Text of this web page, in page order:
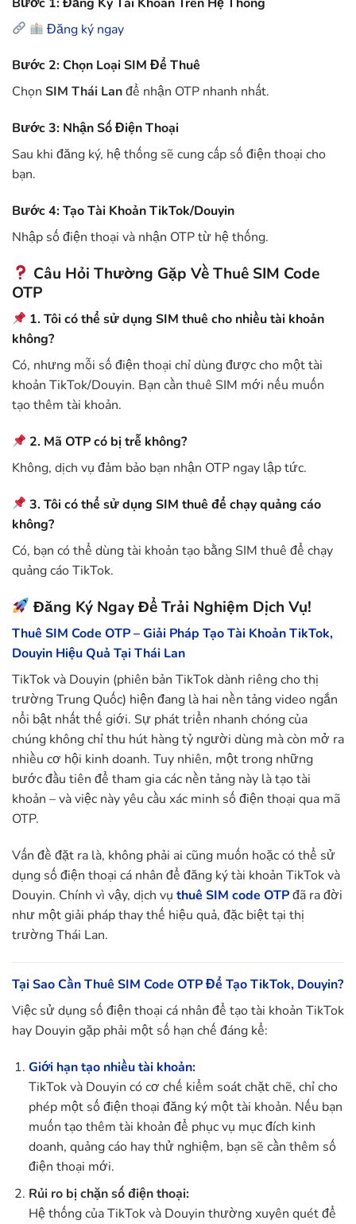
Đăng ký ngay
Bước 2: Chọn Loại SIM Để Thuê
Chọn SIM Thái Lanđể nhận OTP nhanh nhất.
Bước 3: Nhận Số Điện Thoại
Sau khi đăng ký, hệ thống sẽ cung cấp số điện thoại cho
bạn.
Bước 4: Tạo Tài Khoản TikTok/Douyin
Nhập số điện thoại và nhận OTP từ hệ thống.
Câu Hỏi Thường Gặp Về Thuê SIM Code
OTP
1. Tôi có thể sử dụng SIM thuê cho nhiều tài khoản
không?
Có, nhưng mỗi số điện thoại chỉ dùng được cho một tài
khoản TikTok/Douyin. Bạn cần thuê SIM mới nếu muốn
tạo thêm tài khoản.
2. Mã OTP có bị trễ không?
Không, dịch vụ đảm bảo bạn nhận OTP ngay lập tức.
3. Tôi có thể sử dụng SIM thuê để chạy quảng cáo
không?
Có, bạn có thể dùng tài khoản tạo bằng SIM thuê để chạy
quảng cáo TikTok.
Đăng Ký Ngay Để Trải Nghiệm Dịch Vụ!
Thuê SIM Code OTP – Giải Pháp Tạo Tài Khoản TikTok,
Douyin Hiệu Quả Tại Thái Lan
TikTok và Douyin (phiên bản TikTok dành riêng cho thị
trường Trung Quốc) hiện đang là hai nền tảng video ngắn
nổi bật nhất thế giới. Sự phát triển nhanh chóng của
chúng không chỉ thu hút hàng tỷ người dùng mà còn mở ra
nhiều cơ hội kinh doanh. Tuy nhiên, một trong những
bước đầu tiên để tham gia các nền tảng này là tạo tài
khoản – và việc này yêu cầu xác minh số điện thoại qua mã
OTP.
Vấn đề đặt ra là, không phải ai cũng muốn hoặc có thể sử
dụng số điện thoại cá nhân để đăng ký tài khoản TikTok và
Douyin. Chính vì vậy, dịch vụ thuê SIM code OTPđã ra đời
như một giải pháp thay thế hiệu quả, đặc biệt tại thị
trường Thái Lan.
Tại Sao Cần Thuê SIM Code OTP Để Tạo TikTok, Douyin?
Việc sử dụng số điện thoại cá nhân để tạo tài khoản TikTok
hay Douyin gặp phải một số hạn chế đáng kể:
Giới hạn tạo nhiều tài khoản:
TikTok và Douyin có cơ chế kiểm soát chặt chẽ, chỉ cho
phép một số điện thoại đăng ký một tài khoản. Nếu bạn
muốn tạo thêm tài khoản để phục vụ mục đích kinh
doanh, quảng cáo hay thử nghiệm, bạn sẽ cần thêm số
điện thoại mới.
Rủi ro bị chặn số điện thoại:
Hệ thống của TikTok và Douyin thường xuyên quét để